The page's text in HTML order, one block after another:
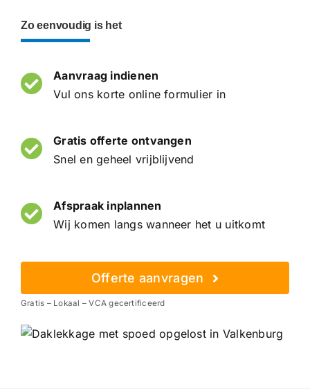
Zo eenvoudig is het
Aanvraag indienen
Vul ons korte online formulier in
Gratis offerte ontvangen
Snel en geheel vrijblijvend
Afspraak inplannen
Wij komen langs wanneer het u uitkomt
Offerte aanvragen
Gratis – Lokaal – VCA gecertificeerd